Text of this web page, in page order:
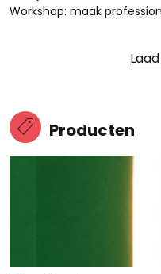
Workshop: maak
Producten